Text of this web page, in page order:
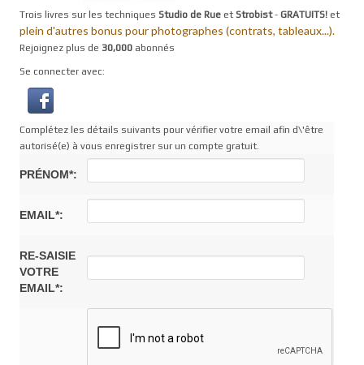
Trois livres sur les techniques Studio de Rue et Strobist- GRATUITS! et
plein d'autres bonus pour photographes (contrats, tableaux...).
Rejoignez plus de 30,000 abonnés
Se connecter avec:
Complétez les détails suivants pour vérifier votre email afin d\'être
autorisé(e) à vous enregistrer sur un compte gratuit.
PRÉNOM*:
EMAIL*:
RE-SAISIE
VOTRE
EMAIL*: